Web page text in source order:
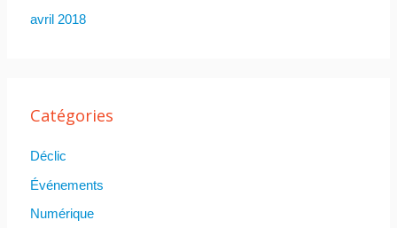
avril 2018
Catégories
Déclic
Événements
Numérique